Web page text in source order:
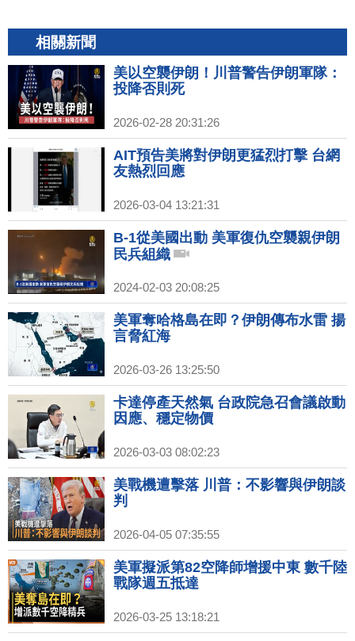
相關新聞
美以空襲伊朗！川普警告伊朗軍隊：
投降否則死
2026-02-28 20:31:26
AIT預告美將對伊朗更猛烈打擊 台網
友熱烈回應
2026-03-04 13:21:31
B-1從美國出動 美軍復仇空襲親伊朗
民兵組織
2024-02-03 20:08:25
美軍奪哈格島在即？伊朗傳布水雷 揚
言脅紅海
2026-03-26 13:25:50
卡達停產天然氣 台政院急召會議啟動
因應、穩定物價
2026-03-03 08:02:23
美戰機遭擊落 川普：不影響與伊朗談
判
2026-04-05 07:35:55
美軍擬派第82空降師增援中東 數千陸
戰隊週五抵達
2026-03-25 13:18:21